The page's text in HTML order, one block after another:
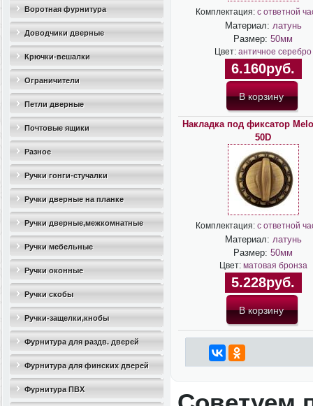
Воротная фурнитура
Доводчики дверные
Крючки-вешалки
Ограничители
дверные(стопоры)
Петли дверные
Почтовые ящики
Разное
Ручки гонги-стучалки
Ручки дверные на планке
Ручки дверные,межкомнатные
Ручки мебельные
Ручки оконные
Ручки скобы
Ручки-защелки,кнобы
Фурнитура для раздв. дверей
Фурнитура для финских дверей
Фурнитура ПВХ
Комплектация: с ответной
Материал: латунь
Размер: 50мм
Цвет: античное серебро
6.160руб.
Накладка под фиксатор
50D
Комплектация: с ответной
Материал: латунь
Размер: 50мм
Цвет: матовая бронза
5.228руб.